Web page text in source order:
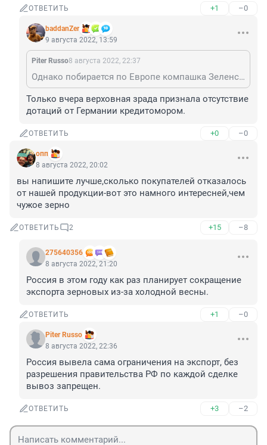
ОТВЕТИТЬ +1 –0
baddanZer
9 августа 2022, 13:59
Piter Russo8 августа 2022, 22:37
Однако побирается по Европе компашка Зеленского чего-то. Сегодня опять ныли что им помощь от ЕК не переводят
Только вчера верховная зрада признала отсутствие
дотаций от Германии кредитомором.
ОТВЕТИТЬ +0 –0
опп
8 августа 2022, 20:02
вы напишите лучше,сколько покупателей отказалось
от нашей продукции-вот это намного интересней,чем
чужое зерно
ОТВЕТИТЬ 2 +15 –8
275640356
8 августа 2022, 21:20
Россия в этом году как раз планирует сокращение
экспорта зерновых из-за холодной весны.
ОТВЕТИТЬ +1 –0
Piter Russo
8 августа 2022, 22:36
Россия вывела сама ограничения на экспорт, без
разрешения правительства РФ по каждой сделке
вывоз запрещен.
ОТВЕТИТЬ +3 –2